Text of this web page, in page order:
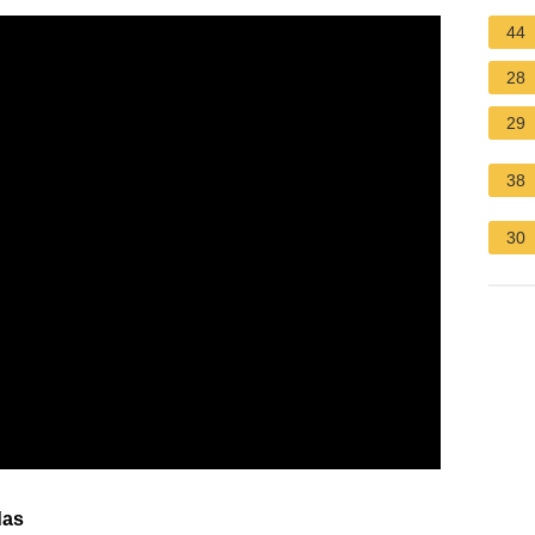
44
28
29
38
30